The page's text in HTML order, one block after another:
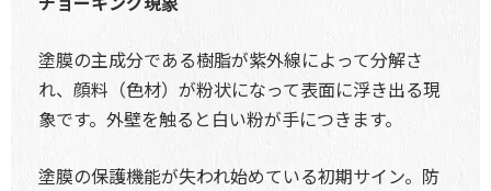
塗膜の主成分である樹脂が紫外線によって分解さ
れ、顔料（色材）が粉状になって表面に浮き出る現
象です。外壁を触ると白い粉が手につきます。
塗膜の保護機能が失われ始めている初期サイン。防